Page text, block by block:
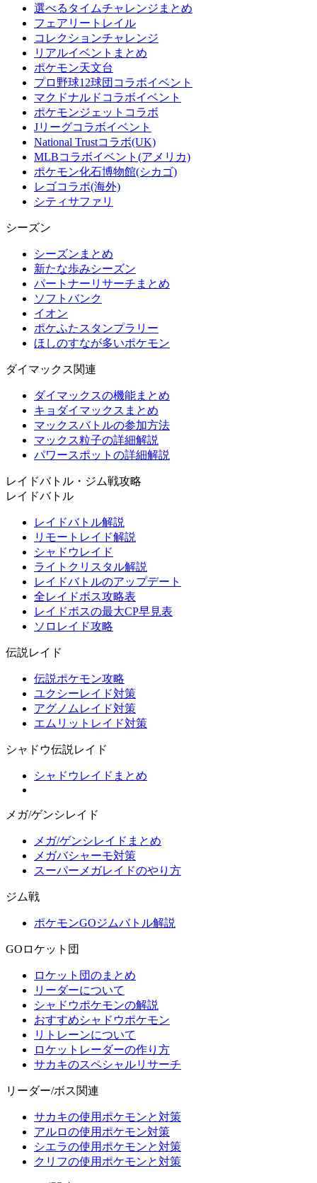
選べるタイムチャレンジまとめ
フェアリートレイル
コレクションチャレンジ
リアルイベントまとめ
ポケモン天文台
プロ野球12球団コラボイベント
マクドナルドコラボイベント
ポケモンジェットコラボ
Jリーグコラボイベント
National Trustコラボ(UK)
MLBコラボイベント(アメリカ)
ポケモン化石博物館(シカゴ)
レゴコラボ(海外)
シティサファリ
シーズン
シーズンまとめ
新たな歩みシーズン
パートナーリサーチまとめ
ソフトバンク
イオン
ポケふたスタンプラリー
ほしのすなが多いポケモン
ダイマックス関連
ダイマックスの機能まとめ
キョダイマックスまとめ
マックスバトルの参加方法
マックス粒子の詳細解説
パワースポットの詳細解説
レイドバトル・ジム戦攻略
レイドバトル
レイドバトル解説
リモートレイド解説
シャドウレイド
ライトクリスタル解説
レイドバトルのアップデート
全レイドボス攻略表
レイドボスの最大CP早見表
ソロレイド攻略
伝説レイド
伝説ポケモン攻略
ユクシーレイド対策
アグノムレイド対策
エムリットレイド対策
シャドウ伝説レイド
シャドウレイドまとめ
メガ/ゲンシレイド
メガ/ゲンシレイドまとめ
メガバシャーモ対策
スーパーメガレイドのやり方
ジム戦
ポケモンGOジムバトル解説
GOロケット団
ロケット団のまとめ
リーダーについて
シャドウポケモンの解説
おすすめシャドウポケモン
リトレーンについて
ロケットレーダーの作り方
サカキのスペシャルリサーチ
リーダー/ボス関連
サカキの使用ポケモンと対策
アルロの使用ポケモン対策
シエラの使用ポケモンと対策
クリフの使用ポケモンと対策